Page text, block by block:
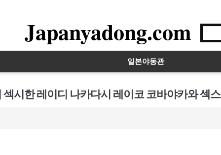
Japanyadong.com
일본야동관
섹시한 레이디 나카다시 레이코 코바야카와 섹스